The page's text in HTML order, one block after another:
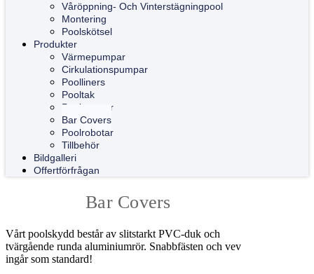
Våröppning- Och Vinterstägningpool
Montering
Poolskötsel
Produkter
Värmepumpar
Cirkulationspumpar
Poolliners
Pooltak
Pooltrappor
Bar Covers
Poolrobotar
Tillbehör
Bildgalleri
Offertförfrågan
Bar Covers
Vårt poolskydd består av slitstarkt PVC-duk och
tvärgående runda aluminiumrör. Snabbfästen och vev
ingår som standard!